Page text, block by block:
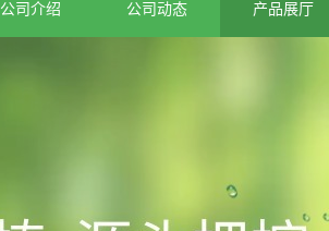
公司介绍 公司动态 产品展厅